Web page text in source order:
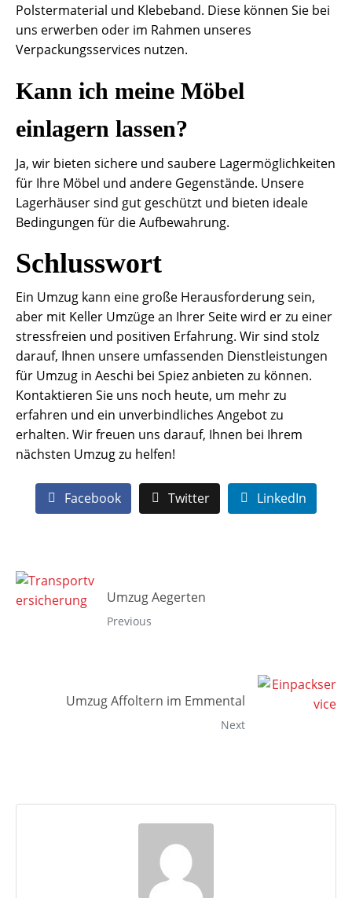
Polstermaterial und Klebeband. Diese können Sie bei
uns erwerben oder im Rahmen unseres
Verpackungsservices nutzen.
Kann ich meine Möbel
einlagern lassen?
Ja, wir bieten sichere und saubere Lagermöglichkeiten
für Ihre Möbel und andere Gegenstände. Unsere
Lagerhäuser sind gut geschützt und bieten ideale
Bedingungen für die Aufbewahrung.
Schlusswort
Ein Umzug kann eine große Herausforderung sein,
aber mit Keller Umzüge an Ihrer Seite wird er zu einer
stressfreien und positiven Erfahrung. Wir sind stolz
darauf, Ihnen unsere umfassenden Dienstleistungen
für Umzug in Aeschi bei Spiez anbieten zu können.
Kontaktieren Sie uns noch heute, um mehr zu
erfahren und ein unverbindliches Angebot zu
erhalten. Wir freuen uns darauf, Ihnen bei Ihrem
nächsten Umzug zu helfen!
Facebook Twitter LinkedIn
Umzug Aegerten
Previous
Umzug Affoltern im Emmental
Next